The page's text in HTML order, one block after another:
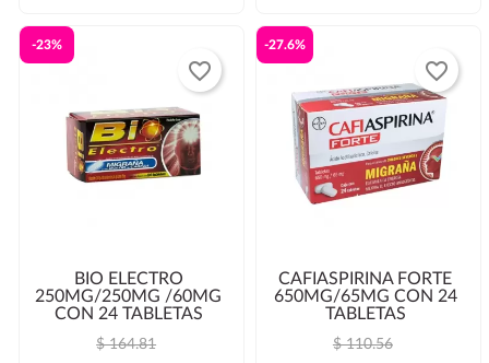
BIO ELECTRO
250MG/250MG /60MG
CON 24 TABLETAS
$ 164.81
-23%
favorite_border
CAFIASPIRINA FORTE
650MG/65MG CON 24
TABLETAS
$ 110.56
-27.6%
favorite_border